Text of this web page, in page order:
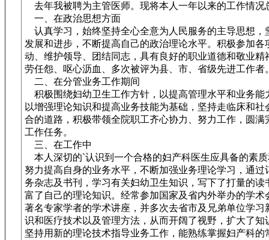
去年我被聘为主管医师。现将本人一年以来的工作情况
一、在政治思想方面
认真学习，始终坚持全心全意为人民服务的主导思想，
发展和进步，不断提高自己的政治理论水平。积极参加各
动、维护领导、团结同志，具有良好的职业道德和敬业精
劳任怨、呕心沥血、多次被评为县、市、省级先进工作者
二、在分管业务工作期间
积极围绕妇幼卫生工作方针，以提高管理水平和业务能
以增强理论知识和提高业务技能为基础，坚持走临床和社
合的道路，积极带领全院职工齐心协力、努力工作，圆满
工作任务。
三、在工作中
本人深切的`认识到一个合格的妇产科医生应具备的素
努力提高自身的业务水平，不断加强业务理论学习，通过
务杂志及书刊，学习有关妇幼卫生知识，写下了打量的读
富了自己的理论知识。经常参加国家及省内外举办的学术
著名专家学者的学术讲座，并多次去省市及兄弟单位学习
识和医疗技术以及管理方法，从而开阔了视野，扩大了知
坚持用新的理论技术指导业务工作，能熟练掌握妇产科的